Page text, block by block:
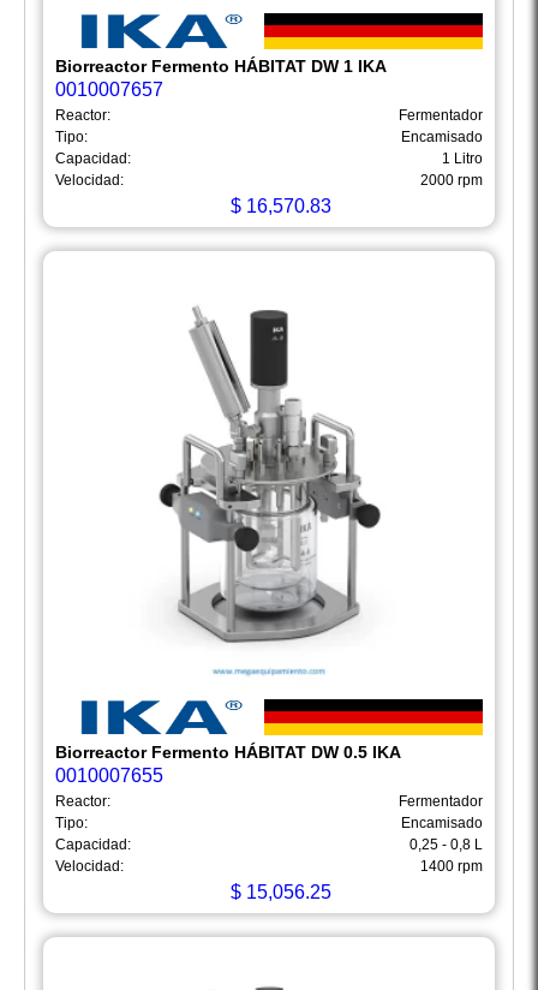
Biorreactor Fermento HÁBITAT DW 1 IKA
0010007657
Reactor:
Fermentador
Tipo:
Encamisado
Capacidad:
1 Litro
Velocidad:
2000 rpm
$ 16,570.83
Biorreactor Fermento HÁBITAT DW 0.5 IKA
0010007655
Reactor:
Fermentador
Tipo:
Encamisado
Capacidad:
0,25 - 0,8 L
Velocidad:
1400 rpm
$ 15,056.25